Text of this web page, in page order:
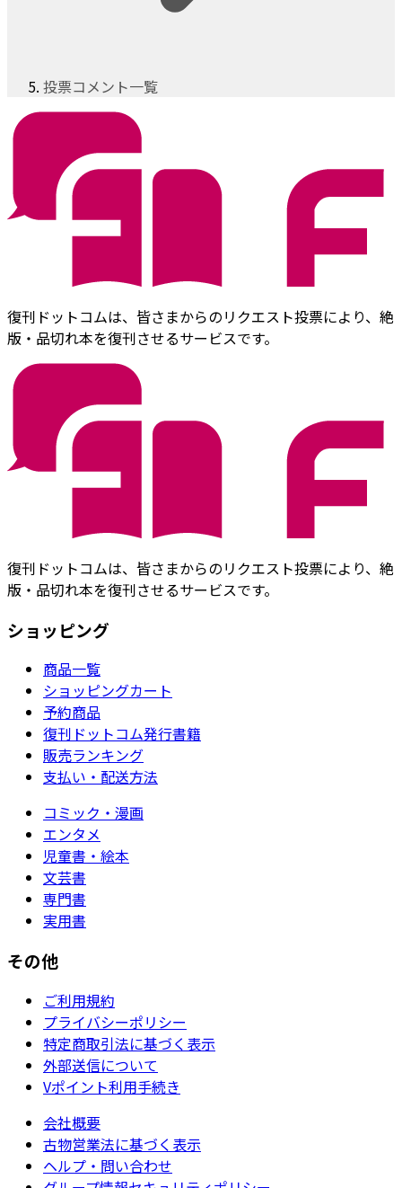
投票コメント一覧
復刊ドットコムは、皆さまからのリクエスト投票により、絶
版・品切れ本を復刊させるサービスです。
復刊ドットコムは、皆さまからのリクエスト投票により、絶
版・品切れ本を復刊させるサービスです。
ショッピング
商品一覧
ショッピングカート
予約商品
復刊ドットコム発行書籍
販売ランキング
支払い・配送方法
コミック・漫画
エンタメ
児童書・絵本
文芸書
専門書
実用書
その他
ご利用規約
プライバシーポリシー
特定商取引法に基づく表示
外部送信について
Vポイント利用手続き
会社概要
古物営業法に基づく表示
ヘルプ・問い合わせ